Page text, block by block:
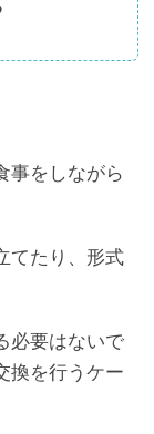
事をしながら
てたり、形式
必要はないで
換を行うケー